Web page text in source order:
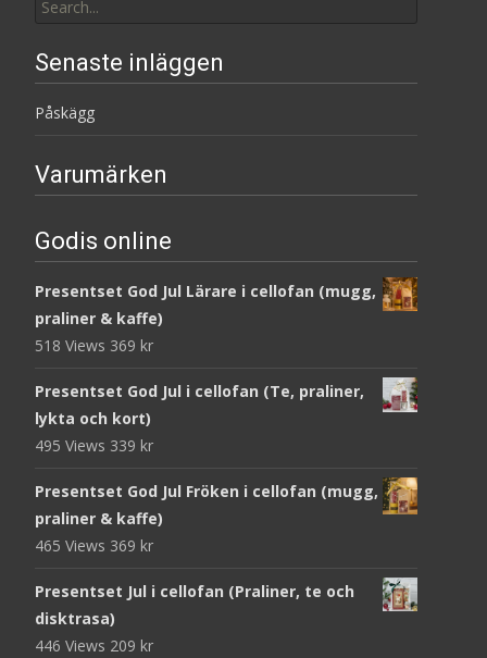
for:
Senaste inläggen
Påskägg
Varumärken
Godis online
Presentset God Jul Lärare i cellofan (mugg,
praliner & kaffe)
518 Views 369 kr
Presentset God Jul i cellofan (Te, praliner,
lykta och kort)
495 Views 339 kr
Presentset God Jul Fröken i cellofan (mugg,
praliner & kaffe)
465 Views 369 kr
Presentset Jul i cellofan (Praliner, te och
disktrasa)
446 Views 209 kr